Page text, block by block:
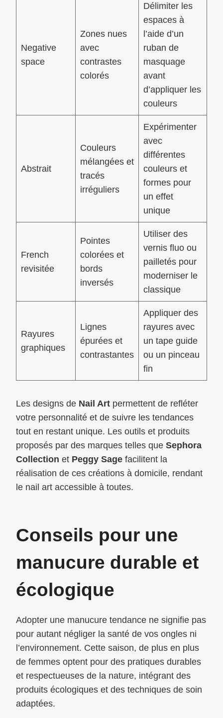
Negative
space
Zones nues
avec
contrastes
colorés
Délimiter les
espaces à
l’aide d’un
ruban de
masquage
avant
d’appliquer les
couleurs
Abstrait
Couleurs
mélangées et
tracés
irréguliers
Expérimenter
avec
différentes
couleurs et
formes pour
un effet
unique
French
revisitée
Pointes
colorées et
bords
inversés
Utiliser des
vernis fluo ou
pailletés pour
moderniser le
classique
Rayures
graphiques
Lignes
épurées et
contrastantes
Appliquer des
rayures avec
un tape guide
ou un pinceau
fin
Les designs de Nail Art permettent de refléter
votre personnalité et de suivre les tendances
tout en restant unique. Les outils et produits
proposés par des marques telles que Sephora
Collection et Peggy Sage facilitent la
réalisation de ces créations à domicile, rendant
le nail art accessible à toutes.
Conseils pour une
manucure durable et
écologique
Adopter une manucure tendance ne signifie pas
pour autant négliger la santé de vos ongles ni
l’environnement. Cette saison, de plus en plus
de femmes optent pour des pratiques durables
et respectueuses de la nature, intégrant des
produits écologiques et des techniques de soin
adaptées.